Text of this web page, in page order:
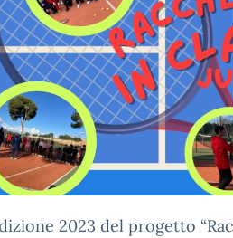
2023 del progetto